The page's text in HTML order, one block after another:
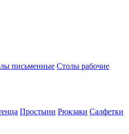
письменные Столы рабочие
Простыни Рюкзаки Салфетки